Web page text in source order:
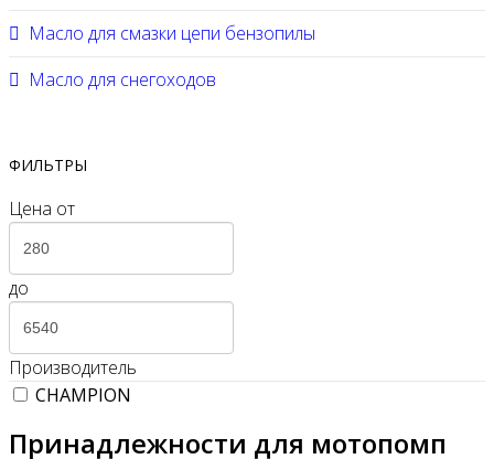
Масло для смазки цепи бензопилы
Масло для снегоходов
ФИЛЬТРЫ
Цена от
до
Производитель
CHAMPION
Принадлежности для мотопомп